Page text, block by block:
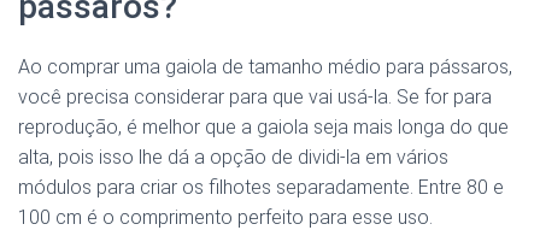
Ao comprar uma gaiola de tamanho médio para pássaros,
você precisa considerar para que vai usá-la. Se for para
reprodução, é melhor que a gaiola seja mais longa do que
alta, pois isso lhe dá a opção de dividi-la em vários
módulos para criar os filhotes separadamente. Entre 80 e
100 cm é o comprimento perfeito para esse uso.